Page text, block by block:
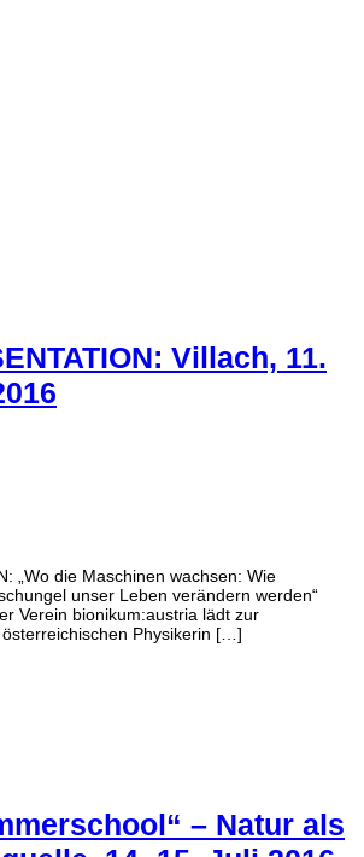
Villach, 11.
„Wo die Maschinen wachsen: Wie
unser Leben verändern werden“
Verein bionikum:austria lädt zur
Physikerin […]
– Natur als